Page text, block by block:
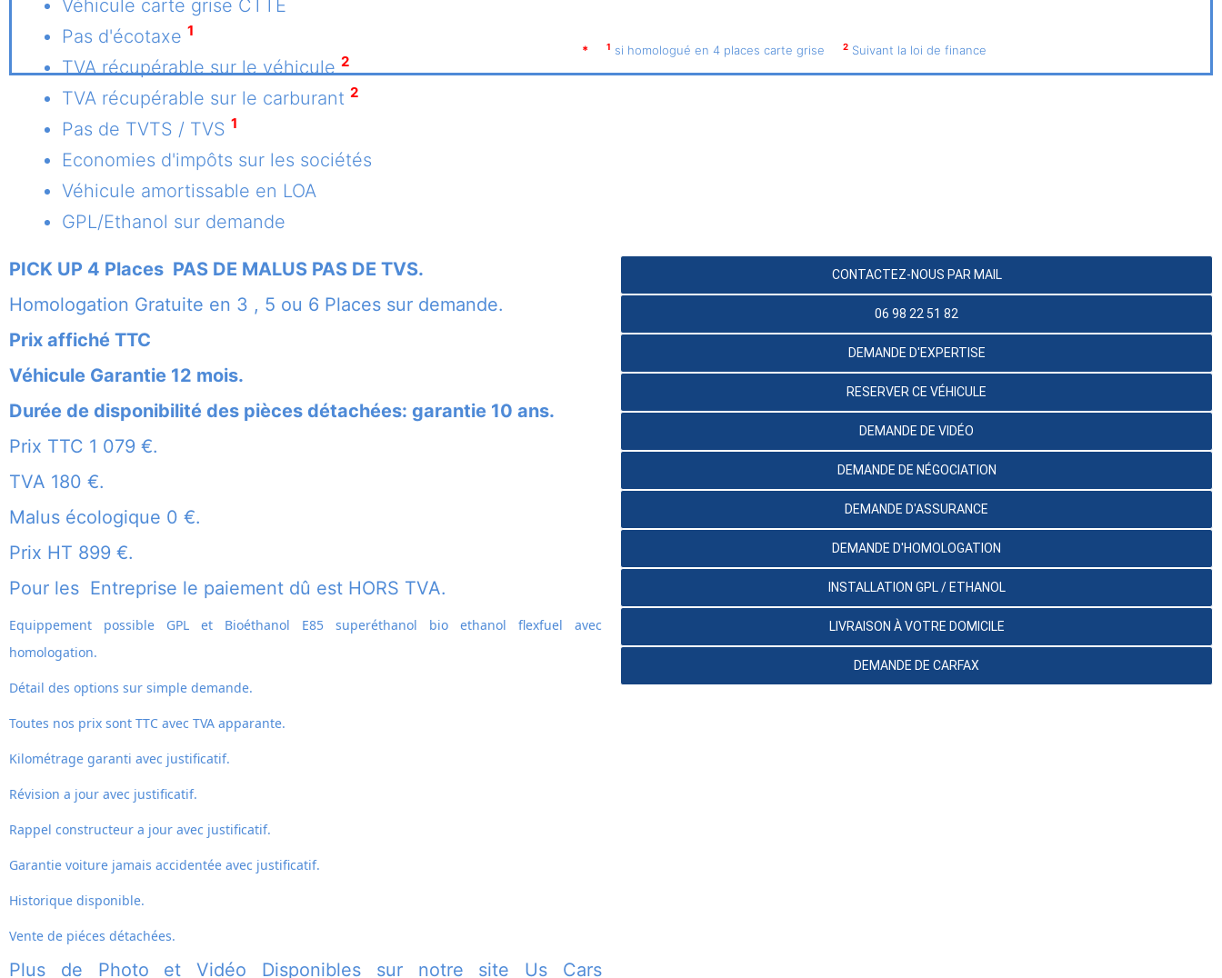
Véhicule carte grise CTTE
Pas d'écotaxe 1
TVA récupérable sur le véhicule 2
TVA récupérable sur le carburant 2
Pas de TVTS / TVS 1
Economies d'impôts sur les sociétés
Véhicule amortissable en LOA
GPL/Ethanol sur demande
* 1 si homologué en 4 places carte grise 2 Suivant la loi de finance
PICK UP 4 Places PAS DE MALUS PAS DE TVS.
Homologation Gratuite en 3 , 5 ou 6 Places sur demande.
Prix affiché TTC
Véhicule Garantie 12 mois.
Durée de disponibilité des pièces détachées: garantie 10 ans.
Prix TTC 1 079 €.
TVA 180 €.
Malus écologique 0 €.
Prix HT 899 €.
Pour les Entreprise le paiement dû est HORS TVA.
Equippement possible GPL et Bioéthanol E85 superéthanol bio ethanol flexfuel avec
homologation.
Détail des options sur simple demande.
Toutes nos prix sont TTC avec TVA apparante.
Kilométrage garanti avec justificatif.
Révision a jour avec justificatif.
Rappel constructeur a jour avec justificatif.
Garantie voiture jamais accidentée avec justificatif.
Historique disponible.
Vente de piéces détachées.
Plus de Photo et Vidéo Disponibles sur notre site Us Cars
CONTACTEZ-NOUS PAR MAIL
06 98 22 51 82
DEMANDE D'EXPERTISE
RESERVER CE VÉHICULE
DEMANDE DE VIDÉO
DEMANDE DE NÉGOCIATION
DEMANDE D'ASSURANCE
DEMANDE D'HOMOLOGATION
INSTALLATION GPL / ETHANOL
LIVRAISON À VOTRE DOMICILE
DEMANDE DE CARFAX